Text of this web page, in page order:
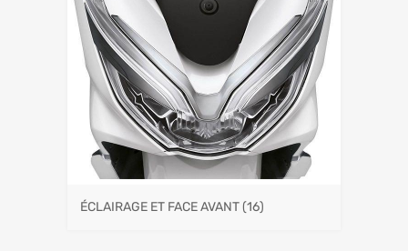
ÉCLAIRAGE ET FACE AVANT(16)